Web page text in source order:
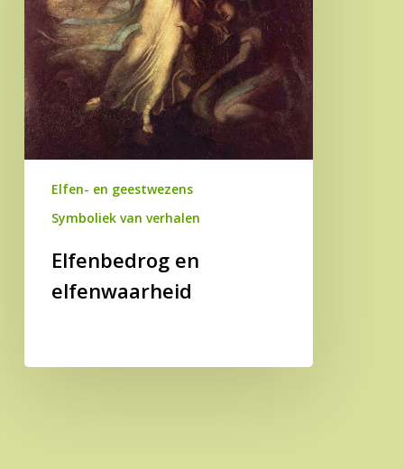
Elfen- en geestwezens
Symboliek van verhalen
Elfenbedrog en
elfenwaarheid